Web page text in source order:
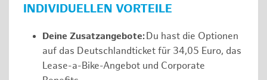
INDIVIDUELLEN VORTEILE
Deine Zusatzangebote: Du hast die Optionen
auf das Deutschlandticket für 34,05 Euro, das
Lease-a-Bike-Angebot und Corporate